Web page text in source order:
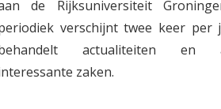
de Rijksuniversiteit
verschijnt twee keer per
actualiteiten en
zaken.